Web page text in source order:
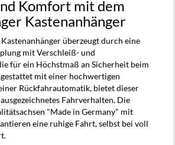
Komfort mit dem
Kastenanhänger
überzeugt durch eine
mit Verschleiß- und
für ein Höchstmaß an Sicherheit beim
mit einer hochwertigen
Rückfahrautomatik, bietet dieser
Fahrverhalten. Die
"Made in Germany" mit
eine ruhige Fahrt, selbst bei voll